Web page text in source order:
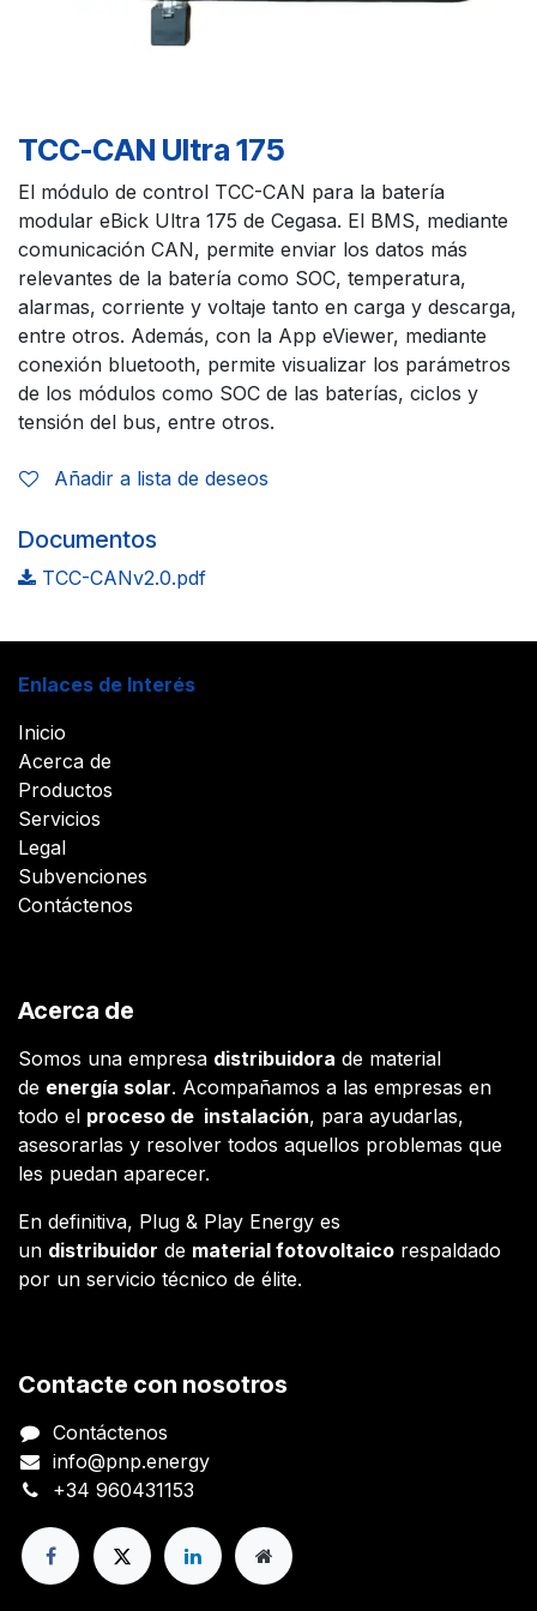
TCC-CAN Ultra 175
El módulo de control TCC-CAN para la batería
modular eBick Ultra 175 de Cegasa. El BMS, mediante
comunicación CAN, permite enviar los datos más
relevantes de la batería como SOC, temperatura,
alarmas, corriente y voltaje tanto en carga y descarga,
entre otros. Además, con la App eViewer, mediante
conexión bluetooth, permite visualizar los parámetros
de los módulos como SOC de las baterías, ciclos y
tensión del bus, entre otros.
Añadir a lista de deseos
Documentos
TCC-CANv2.0.pdf
Enlaces de Interés
Inicio
Acerca de
Productos
Servicios
Legal
Subvenciones
Contáctenos
Acerca de
Somos una empresa distribuidora de material
de energía solar. Acompañamos a las empresas en
todo el proceso de instalación, para ayudarlas,
asesorarlas y resolver todos aquellos problemas que
les puedan aparecer.
En definitiva, Plug & Play Energy es
un distribuidor de material fotovoltaico respaldado
por un servicio técnico de élite.
Contacte con nosotros
Contáctenos
info@pnp.energy
+34 960431153